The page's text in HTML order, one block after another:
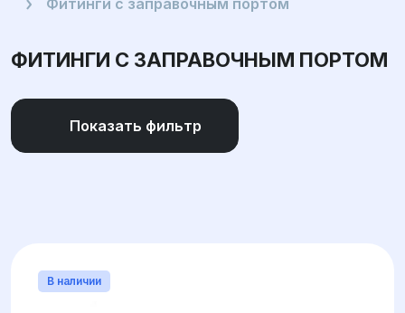
Фитинги с заправочным портом
ФИТИНГИ С ЗАПРАВОЧНЫМ ПОРТОМ
Показать фильтр
ДИАМЕТР
В наличии